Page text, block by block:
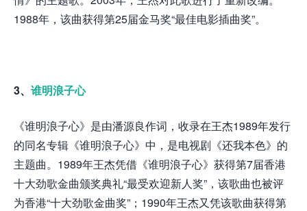
1988年，该曲获得第25届金马奖“最佳电影插曲奖”。
3、 谁明浪子心
《谁明浪子心》是由潘源良作词，收录在王杰1989年发行
的同名专辑《谁明浪子心》中，是电视剧《还我本色》的
主题曲。1989年王杰凭借《谁明浪子心》获得第7届香港
十大劲歌金曲颁奖典礼“最受欢迎新人奖”，该歌曲也被评
为香港“十大劲歌金曲奖”；1990年王杰又凭该歌曲获得第